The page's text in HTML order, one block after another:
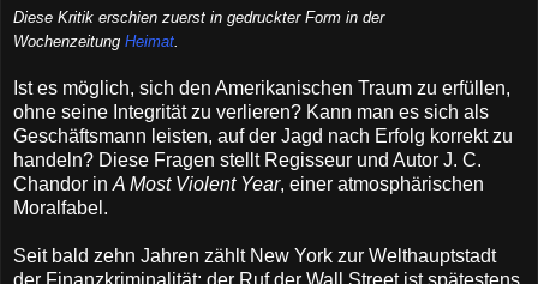
Diese Kritik erschien zuerst in gedruckter Form in der
Wochenzeitung Heimat
Ist es möglich, sich den Amerikanischen Traum zu erfüllen,
ohne seine Integrität zu verlieren? Kann man es sich als
Geschäftsmann leisten, auf der Jagd nach Erfolg korrekt zu
handeln? Diese Fragen stellt Regisseur und Autor J. C.
Chandor in A Most Violent Year, einer atmosphärischen
Moralfabel.
Seit bald zehn Jahren zählt New York zur Welthauptstadt
der Finanzkriminalität; der Ruf der Wall Street ist spätestens